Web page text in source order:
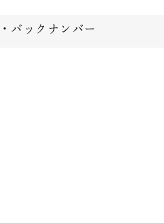
バックナンバー